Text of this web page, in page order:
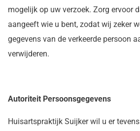
mogelijk op uw verzoek. Zorg ervoor
aangeeft wie u bent, zodat wij zeker
gegevens van de verkeerde persoon
verwijderen.
Autoriteit Persoonsgegevens
Huisartspraktijk Suijker wil u er